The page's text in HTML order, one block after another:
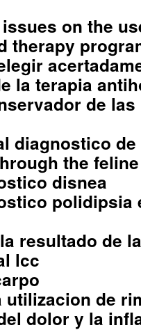
on the
therapy
la terapia
de
diagnostico
the
disnea
polidipsia
resultado de
lcc
de
dolor y la